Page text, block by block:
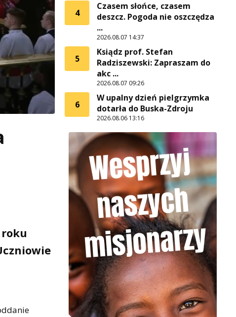
4
Czasem słońce, czasem
deszcz. Pogoda nie oszczędza
...
2026.08.07 14:37
5
Ksiądz prof. Stefan
Radziszewski: Zapraszam do
akc ...
2026.08.07 09:26
6
W upalny dzień pielgrzymka
dotarła do Buska-Zdroju
2026.08.06 13:16